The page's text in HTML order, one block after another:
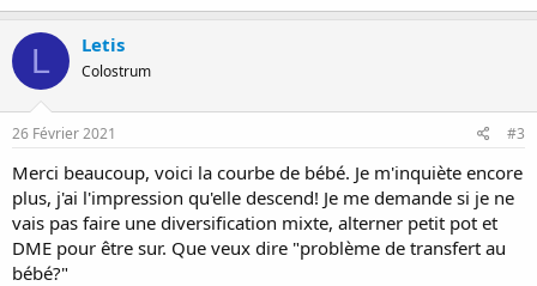
L Letis
Colostrum
26 Février 2021 #3
Merci beaucoup, voici la courbe de bébé. Je m'inquiète encore
plus, j'ai l'impression qu'elle descend! Je me demande si je ne
vais pas faire une diversification mixte, alterner petit pot et
DME pour être sur. Que veux dire "problème de transfert au
bébé?"